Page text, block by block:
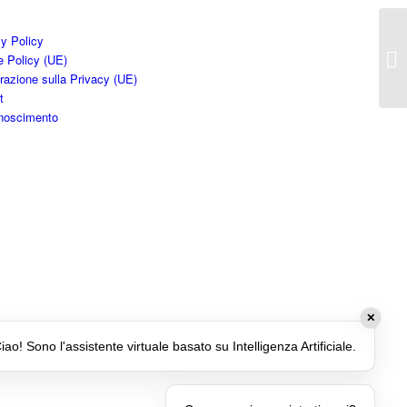
Policy
Policy (UE)
sulla Privacy (UE)
✕
Sono l'assistente virtuale basato su Intelligenza Artificiale.